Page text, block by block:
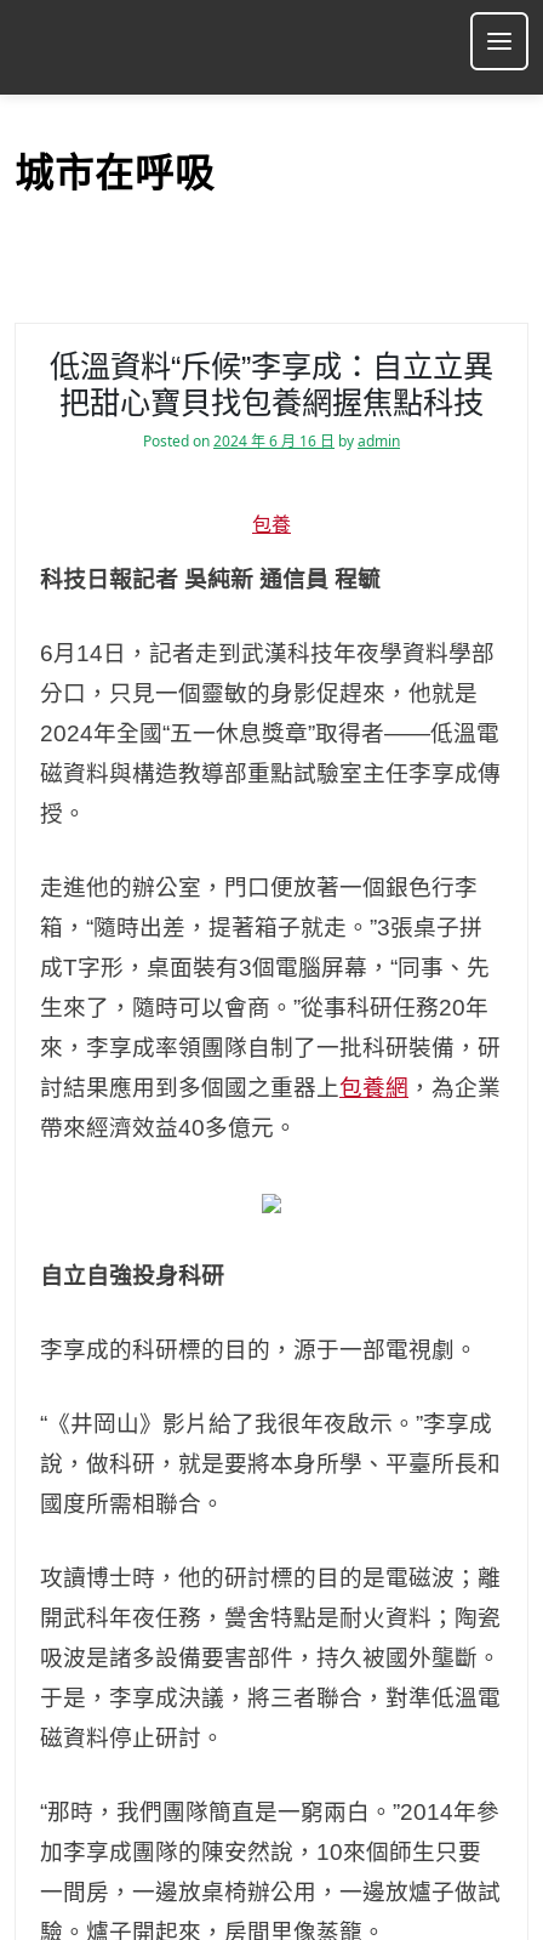
p
城市在呼吸
低溫資料“斥候”李享成：自立立異
把甜心寶貝找包養網握焦點科技
Posted on2024 年 6 月 16 日 byadmin
包養
科技日報記者 吳純新 通信員 程毓
6月14日，記者走到武漢科技年夜學資料學部
分口，只見一個靈敏的身影促趕來，他就是
2024年全國“五一休息獎章”取得者——低溫電
磁資料與構造教導部重點試驗室主任李享成傳
授。
走進他的辦公室，門口便放著一個銀色行李
箱，“隨時出差，提著箱子就走。”3張桌子拼
成T字形，桌面裝有3個電腦屏幕，“同事、先
生來了，隨時可以會商。”從事科研任務20年
來，李享成率領團隊自制了一批科研裝備，研
討結果應用到多個國之重器上包養網 ，為企業
帶來經濟效益40多億元。
自立自強投身科研
李享成的科研標的目的，源于一部電視劇。
“《井岡山》影片給了我很年夜啟示。”李享成
說，做科研，就是要將本身所學、平臺所長和
國度所需相聯合。
攻讀博士時，他的研討標的目的是電磁波；離
開武科年夜任務，黌舍特點是耐火資料；陶瓷
吸波是諸多設備要害部件，持久被國外壟斷。
于是，李享成決議，將三者聯合，對準低溫電
磁資料停止研討。
“那時，我們團隊簡直是一窮兩白。”2014年參
加李享成團隊的陳安然說，10來個師生只要
一間房，一邊放桌椅辦公用，一邊放爐子做試
驗。爐子開起來，房間里像蒸籠。